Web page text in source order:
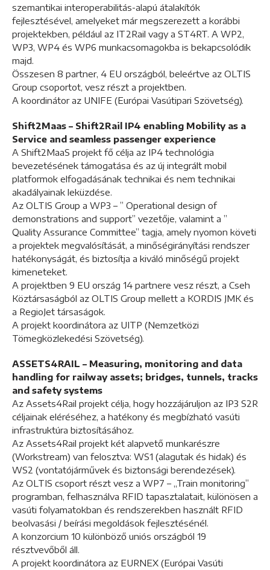
szemantikai interoperabilitás-alapú átalakítók
fejlesztésével, amelyeket már megszerezett a korábbi
projektekben, például az IT2Rail vagy a ST4RT. A WP2,
WP3, WP4 és WP6 munkacsomagokba is bekapcsolódik
majd.
Összesen 8 partner, 4 EU országból, beleértve az OLTIS
Group csoportot, vesz részt a projektben.
A koordinátor az UNIFE (Európai Vasútipari Szövetség).
Shift2Maas – Shift2Rail IP4 enabling Mobility as a
Service and seamless passenger experience
A Shift2MaaS projekt fő célja az IP4 technológia
bevezetésének támogatása és az új integrált mobil
platformok elfogadásának technikai és nem technikai
akadályainak leküzdése.
Az OLTIS Group a WP3 – ” Operational design of
demonstrations and support” vezetője, valamint a ”
Quality Assurance Committee” tagja, amely nyomon követi
a projektek megvalósítását, a minőségirányítási rendszer
hatékonyságát, és biztosítja a kiváló minőségű projekt
kimeneteket.
A projektben 9 EU ország 14 partnere vesz részt, a Cseh
Köztársaságból az OLTIS Group mellett a KORDIS JMK és
a RegioJet társaságok.
A projekt koordinátora az UITP (Nemzetközi
Tömegközlekedési Szövetség).
ASSETS4RAIL – Measuring, monitoring and data
handling for railway assets; bridges, tunnels, tracks
and safety systems
Az Assets4Rail projekt célja, hogy hozzájáruljon az IP3 S2R
céljainak eléréséhez, a hatékony és megbízható vasúti
infrastruktúra biztosításához.
Az Assets4Rail projekt két alapvető munkarészre
(Workstream) van felosztva: WS1 (alagutak és hidak) és
WS2 (vontatójárművek és biztonsági berendezések).
Az OLTIS csoport részt vesz a WP7 – „Train monitoring”
programban, felhasználva RFID tapasztalatait, különösen a
vasúti folyamatokban és rendszerekben használt RFID
beolvasási / beírási megoldások fejlesztésénél.
A konzorcium 10 különböző uniós országból 19
résztvevőből áll.
A projekt koordinátora az EURNEX (Európai Vasúti